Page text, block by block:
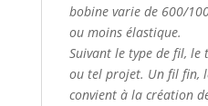
bobine varie de 600/
ou moins élastique.
Suivant le type de fil, le
ou tel projet. Un fil fin,
convient à la création